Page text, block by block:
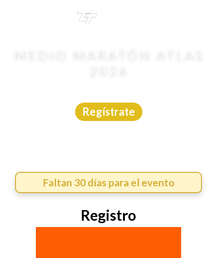
MEDIO MARATÓN ATLAS
Regístrate
Faltan 30 días para el evento
Registro